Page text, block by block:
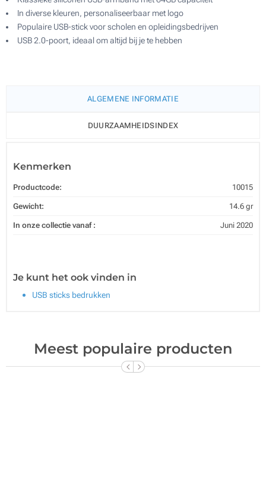
In diverse kleuren, personaliseerbaar met logo
Populaire USB-stick voor scholen en opleidingsbedrijven
USB 2.0-poort, ideaal om altijd bij je te hebben
ALGEMENE INFORMATIE
DUURZAAMHEIDSINDEX
Kenmerken
Productcode: 10015
Gewicht: 14.6 gr
In onze collectie vanaf : Juni 2020
Je kunt het ook vinden in
USB sticks bedrukken
Meest populaire producten